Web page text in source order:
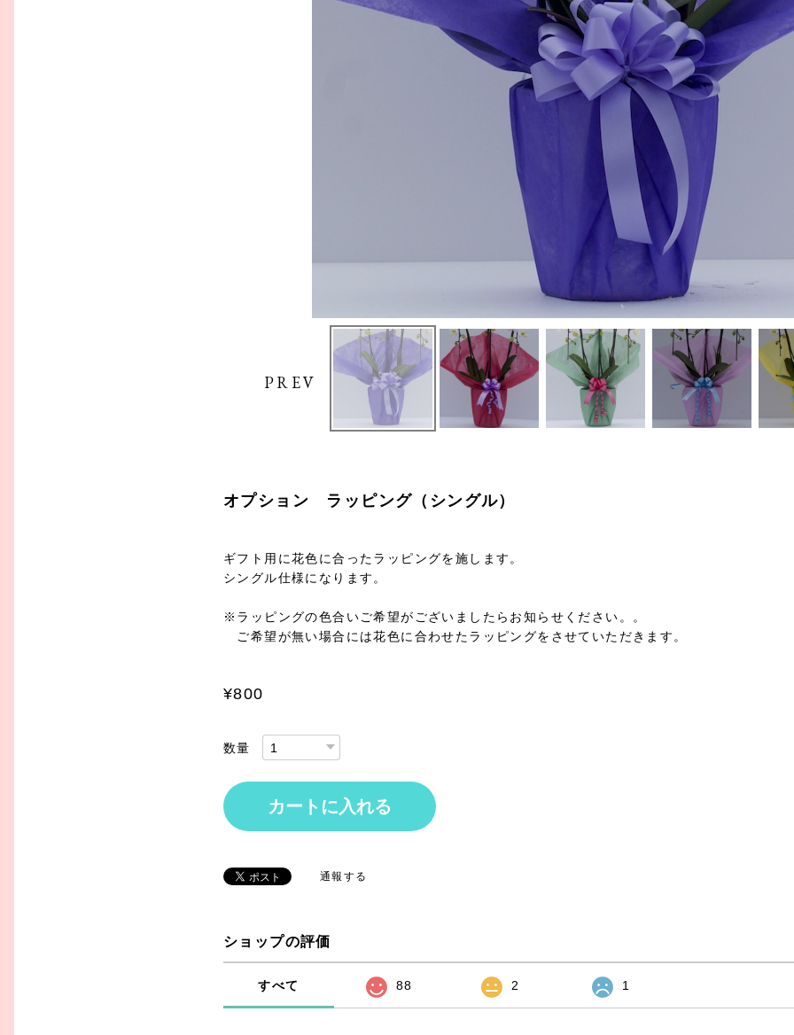
PREV
オプション ラッピング（シングル）
ギフト用に花色に合ったラッピングを施します。
シングル仕様になります。
※ラッピングの色合いご希望がございましたらお知らせください。。
ご希望が無い場合には花色に合わせたラッピングをさせていただきます。
¥800
数量
カートに入れる
通報する
ショップの評価
すべて 88 2 1